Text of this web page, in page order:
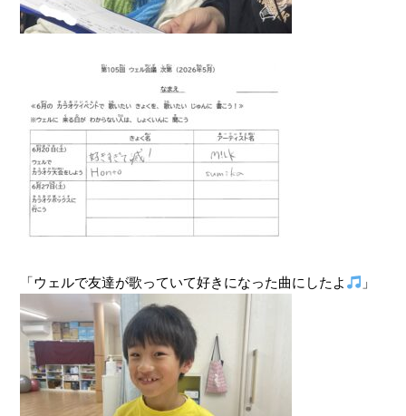
「ウェルで友達が歌っていて好きになった曲にしたよ 」